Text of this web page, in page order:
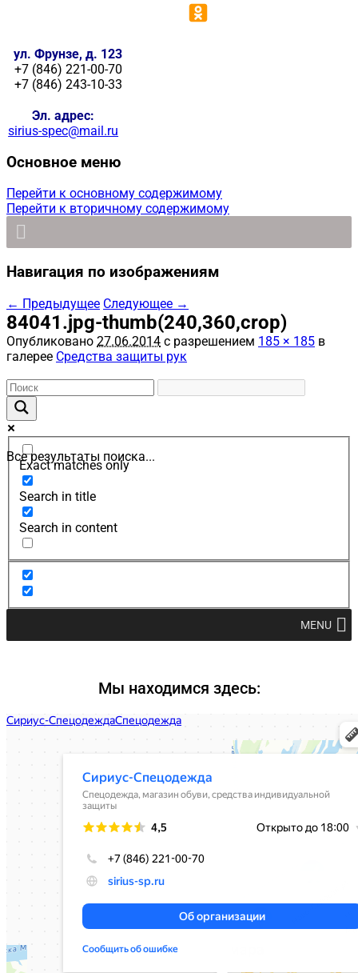
ул. Фрунзе, д. 123
+7 (846) 221-00-70
+7 (846) 243-10-33
Эл. адрес:
sirius-spec@mail.ru
Основное меню
Перейти к основному содержимому
Перейти к вторичному содержимому
Навигация по изображениям
← Предыдущее Следующее →
84041.jpg-thumb(240,360,crop)
Опубликовано 27.06.2014 с разрешением 185 × 185 в
галерее Средства защиты рук
Все результаты поиска...
Exact matches only
Search in title
Search in content
MENU
Мы находимся здесь: